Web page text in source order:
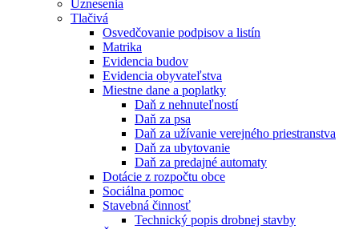
Uznesenia
Tlačivá
Osvedčovanie podpisov a listín
Matrika
Evidencia budov
Evidencia obyvateľstva
Miestne dane a poplatky
Daň z nehnuteľností
Daň za psa
Daň za užívanie verejného priestranstva
Daň za ubytovanie
Daň za predajné automaty
Dotácie z rozpočtu obce
Sociálna pomoc
Stavebná činnosť
Technický popis drobnej stavby